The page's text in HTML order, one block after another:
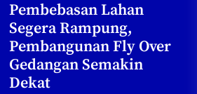
Pembebasan Lahan
Segera Rampung,
Pembangunan Fly Over
Gedangan Semakin
Dekat